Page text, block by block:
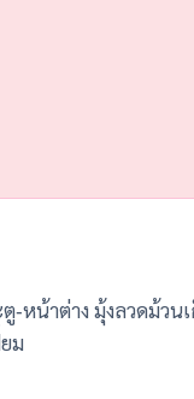
-หน้าต่าง มุ้งลวดม้วน
ม